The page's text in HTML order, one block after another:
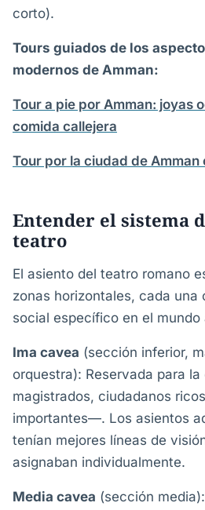
corto).
Tours guiados de los
modernos de Amman:
Tour a pie por Amman: joyas
comida callejera
Tour por la ciudad de
Entender el sistema
teatro
El asiento del teatro romano
zonas horizontales, cada una
social específico en el mundo
Ima cavea (sección inferior,
orquestra): Reservada para
magistrados, ciudadanos
importantes—. Los asientos
tenían mejores líneas de
asignaban individualmente.
Media cavea (sección